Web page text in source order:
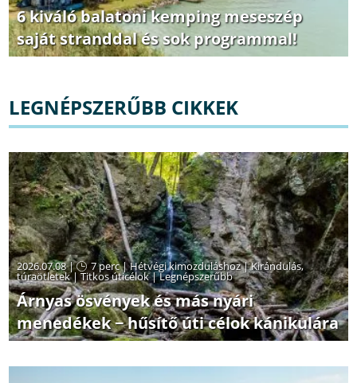
6 kiváló balatoni kemping meseszép
saját stranddal és sok programmal!
LEGNÉPSZERŰBB CIKKEK
2026.07.08 | 7 perc|Hétvégi kimozduláshoz|Kirándulás,
túraötletek|Titkos úticélok|Legnépszerűbb
Árnyas ösvények és más nyári
menedékek − hűsítő úti célok kánikulára